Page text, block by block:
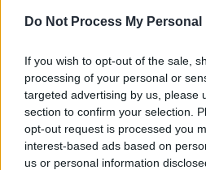
Do Not Process My
If you wish to opt-out of the sale,
processing of your personal or
targeted advertising by us, please
section to confirm your selection.
opt-out request is processed you
interest-based ads based on
us or personal information
ΔΙΑΒΑΣΤΕ ΕΠΙΣΗΣ
Οικονομία|30.11.2024 22:03
Ο Τραμπ απειλεί με
δασμούς τους BRICS
δημιουργήσουν άλλο